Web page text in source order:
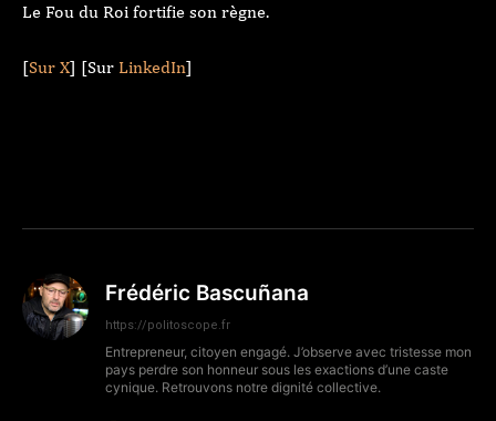
Le Fou du Roi fortifie son règne.
[Sur X] [Sur LinkedIn]
Frédéric Bascuñana
https://politoscope.fr
Entrepreneur, citoyen engagé. J’observe avec tristesse mon
pays perdre son honneur sous les exactions d’une caste
cynique. Retrouvons notre dignité collective.